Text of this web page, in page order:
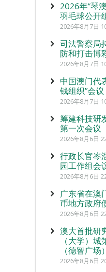
2026年“琴
羽毛球公开
2026年8月7日
司法警察局
防和打击博
2026年8月7日
中国澳门代
钱组织”会议
2026年8月7日
筹建科技研
第一次会议
2026年8月6日
行政长官岑
园工作组会
2026年8月6日
广东省在澳
币地方政府
2026年8月6日
澳大首批研
（大学）
（德智广场）
2026年8月6日